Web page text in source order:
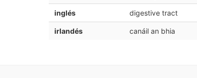
inglés digestive tract
irlandés canáil an bhia